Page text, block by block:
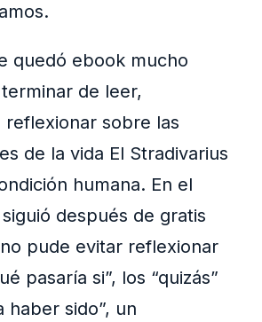
quedó ebook mucho
de leer,
reflexionar sobre las
de la vida El Stradivarius
humana. En el
después de gratis
pude evitar reflexionar
pasaría si”, los “quizás”
haber sido”, un